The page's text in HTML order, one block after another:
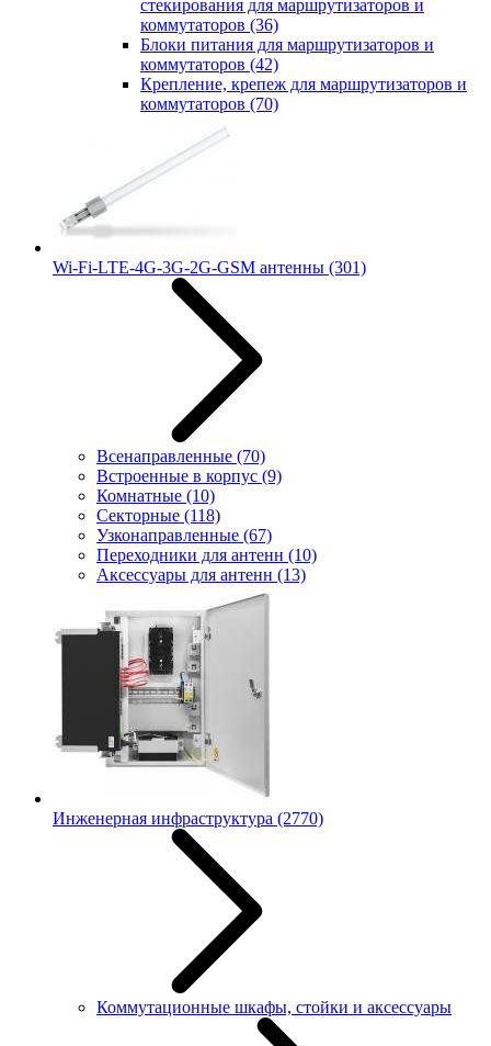
стекирования для маршрутизаторов и
коммутаторов (36)
Блоки питания для маршрутизаторов и
коммутаторов (42)
Крепление, крепеж для маршрутизаторов и
коммутаторов (70)
Wi-Fi-LTE-4G-3G-2G-GSM антенны (301)
Всенаправленные (70)
Встроенные в корпус (9)
Комнатные (10)
Секторные (118)
Узконаправленные (67)
Переходники для антенн (10)
Аксессуары для антенн (13)
Инженерная инфраструктура (2770)
Коммутационные шкафы, стойки и аксессуары